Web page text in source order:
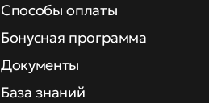
Способы оплаты
Бонусная программа
Документы
База знаний